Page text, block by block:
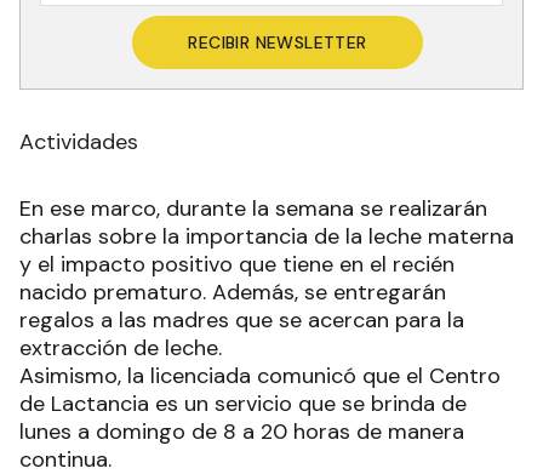
RECIBIR NEWSLETTER
Actividades
En ese marco, durante la semana se realizarán
charlas sobre la importancia de la leche materna
y el impacto positivo que tiene en el recién
nacido prematuro. Además, se entregarán
regalos a las madres que se acercan para la
extracción de leche.
Asimismo, la licenciada comunicó que el Centro
de Lactancia es un servicio que se brinda de
lunes a domingo de 8 a 20 horas de manera
continua.